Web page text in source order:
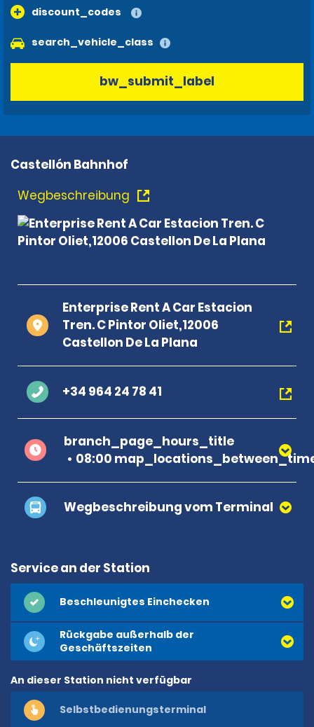
discount_codes
search_vehicle_class
bw_submit_label
Castellón Bahnhof
Wegbeschreibung
Enterprise Rent A Car Estacion
Tren. C Pintor Oliet,12006
Castellon De La Plana
+34 964 24 78 41
branch_page_hours_title
08:00
Wegbeschreibung vom Terminal
Service an der Station
Beschleunigtes Einchecken
Rückgabe außerhalb der
Geschäftszeiten
An dieser Station nicht verfügbar
Selbstbedienungsterminal